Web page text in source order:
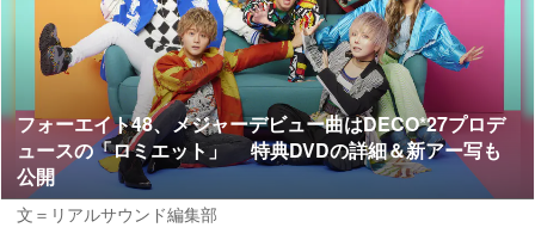
フォーエイト48、メジャーデビュー曲はDECO*27プロデ
ュースの「ロミエット」 特典DVDの詳細＆新アー写も
公開
文＝リアルサウンド編集部